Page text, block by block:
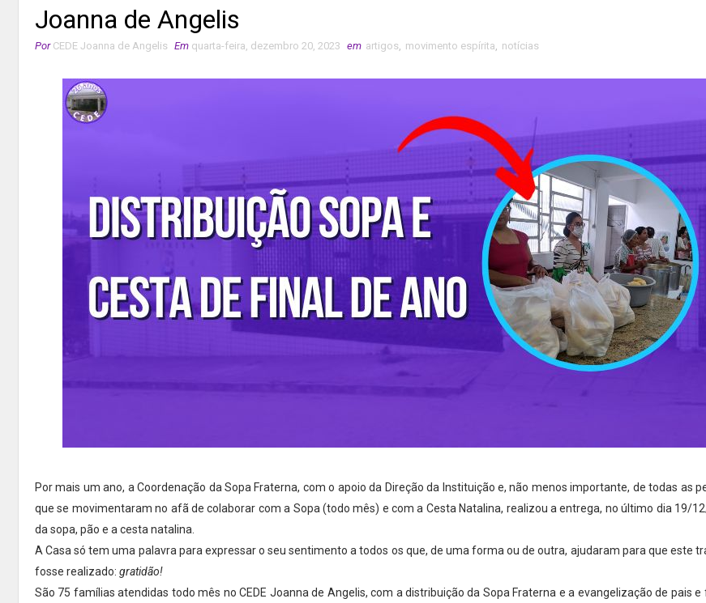
Joanna de Angelis
Por CEDE Joanna de Angelis Em quarta-feira, dezembro 20, 2023 em artigos, movimento espírita, notícias
Por mais um ano, a Coordenação da Sopa Fraterna, com o apoio da Direção da Instituição e, não menos importante, de todas as
que se movimentaram no afã de colaborar com a Sopa (todo mês) e com a Cesta Natalina, realizou a entrega, no último dia 19/
da sopa, pão e a cesta natalina.
A Casa só tem uma palavra para expressar o seu sentimento a todos os que, de uma forma ou de outra, ajudaram para que este
fosse realizado: gratidão!
São 75 famílias atendidas todo mês no CEDE Joanna de Angelis, com a distribuição da Sopa Fraterna e a evangelização de pais e